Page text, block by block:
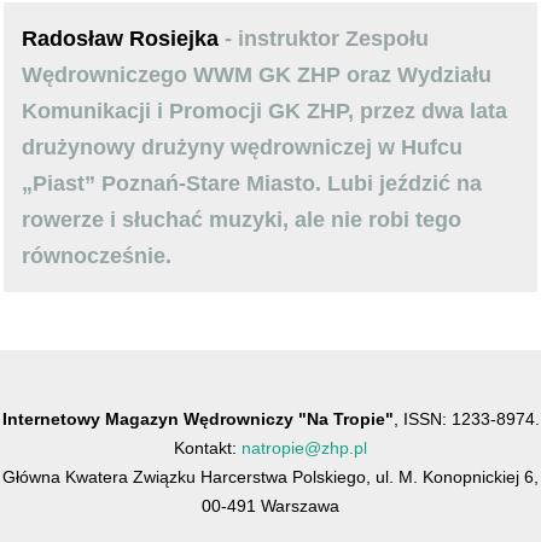
Radosław Rosiejka - instruktor Zespołu
Wędrowniczego WWM GK ZHP oraz Wydziału
Komunikacji i Promocji GK ZHP, przez dwa lata
drużynowy drużyny wędrowniczej w Hufcu
„Piast” Poznań-Stare Miasto. Lubi jeździć na
rowerze i słuchać muzyki, ale nie robi tego
równocześnie.
Internetowy Magazyn Wędrowniczy "Na Tropie" , ISSN: 1233-8974.
Kontakt: natropie@zhp.pl
Główna Kwatera Związku Harcerstwa Polskiego, ul. M. Konopnickiej 6,
00-491 Warszawa